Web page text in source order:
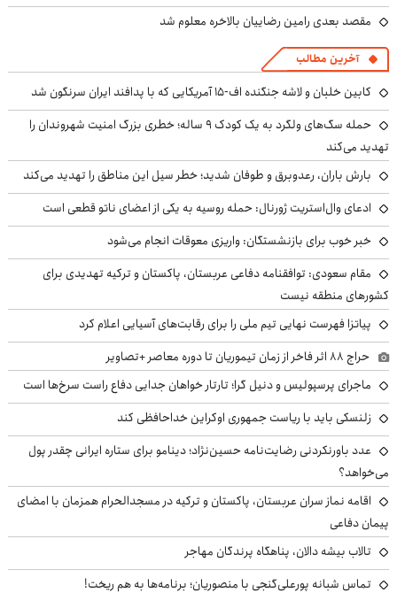
مقصد بعدی رامین رضاییان بالاخره معلوم شد
آخرین مطالب
کابین خلبان و لاشه جنگنده اف-۱۵ آمریکایی که با پدافند ایران سرنگون شد
حمله سگ‌های ولگرد به یک کودک ۹ ساله؛ خطری بزرگ امنیت شهروندان را
تهدید می‌کند
بارش باران، رعدوبرق و طوفان شدید؛ خطر سیل این مناطق را تهدید می‌کند
ادعای وال‌استریت ژورنال: حمله روسیه به یکی از اعضای ناتو قطعی است
خبر خوب برای بازنشستگان: واریزی معوقات انجام می‌شود
مقام سعودی: توافقنامه دفاعی عربستان، پاکستان و ترکیه تهدیدی برای
کشورهای منطقه نیست
پیاتزا فهرست نهایی تیم ملی را برای رقابت‌های آسیایی اعلام کرد
حراج ۸۸ اثر فاخر از زمان تیموریان تا دوره معاصر +تصاویر
ماجرای پرسپولیس و دنیل گرا؛ تارتار خواهان جدایی دفاع راست سرخ‌ها است
زلنسکی باید با ریاست جمهوری اوکراین خداحافظی کند
عدد باورنکردنی رضایت‌نامه حسین‌نژاد؛ دینامو برای ستاره ایرانی چقدر پول
می‌خواهد؟
اقامه نماز سران عربستان، پاکستان و ترکیه در مسجدالحرام همزمان با امضای
پیمان دفاعی
تالاب بیشه دالان، پناهگاه پرندگان مهاجر
تماس شبانه پورعلی‌گنجی با منصوریان؛ برنامه‌ها به هم ریخت!